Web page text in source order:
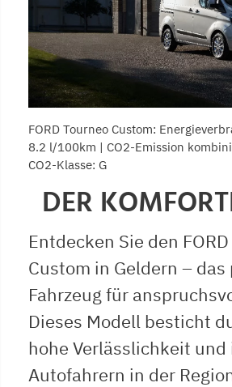
FORD Tourneo Custom:
8.2 l/100km | CO2-Emission
CO2-Klasse: G
DER
Entdecken Sie den
Custom in Geldern –
Fahrzeug für
Dieses Modell besticht
hohe Verlässlichkeit und
Autofahrern in der